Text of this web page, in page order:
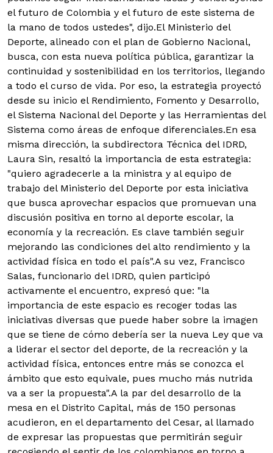
el futuro de Colombia y el futuro de este sistema de
la mano de todos ustedes", dijo.El Ministerio del
Deporte, alineado con el plan de Gobierno Nacional,
busca, con esta nueva política pública, garantizar la
continuidad y sostenibilidad en los territorios, llegando
a todo el curso de vida. Por eso, la estrategia proyectó
desde su inicio el Rendimiento, Fomento y Desarrollo,
el Sistema Nacional del Deporte y las Herramientas del
Sistema como áreas de enfoque diferenciales.En esa
misma dirección, la subdirectora Técnica del IDRD,
Laura Sin, resaltó la importancia de esta estrategia:
"quiero agradecerle a la ministra y al equipo de
trabajo del Ministerio del Deporte por esta iniciativa
que busca aprovechar espacios que promuevan una
discusión positiva en torno al deporte escolar, la
economía y la recreación. Es clave también seguir
mejorando las condiciones del alto rendimiento y la
actividad física en todo el país".A su vez, Francisco
Salas, funcionario del IDRD, quien participó
activamente el encuentro, expresó que: "la
importancia de este espacio es recoger todas las
iniciativas diversas que puede haber sobre la imagen
que se tiene de cómo debería ser la nueva Ley que va
a liderar el sector del deporte, de la recreación y la
actividad física, entonces entre más se conozca el
ámbito que esto equivale, pues mucho más nutrida
va a ser la propuesta".A la par del desarrollo de la
mesa en el Distrito Capital, más de 150 personas
acudieron, en el departamento del Cesar, al llamado
de expresar las propuestas que permitirán seguir